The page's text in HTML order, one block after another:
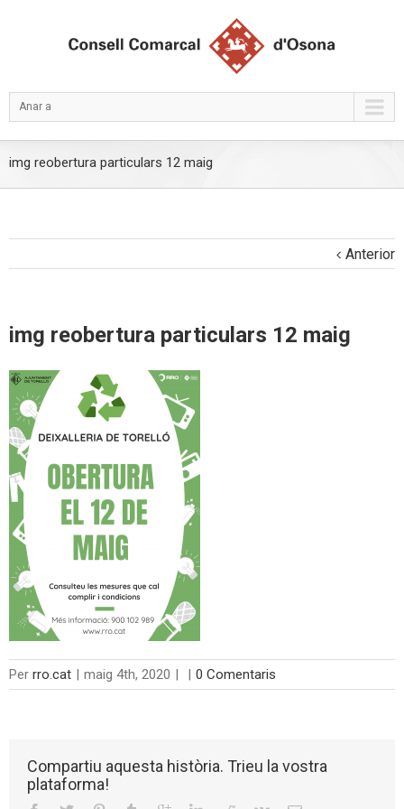
Anar a
img reobertura particulars 12 maig
Anterior
img reobertura particulars 12 maig
Per rro.cat | maig 4th, 2020 | | 0 Comentaris
Compartiu aquesta història. Trieu la vostra
plataforma!